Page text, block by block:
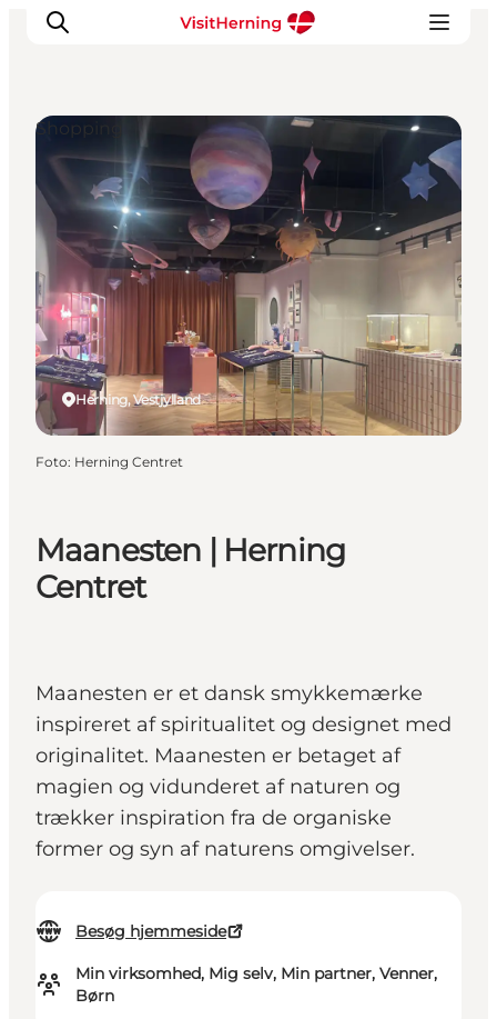
Det sker
Spis, drik og shop
Kunstlandet
Se og oplev
Find vej
Sov godt
Book overnatning
Maanesten | Herning
Centret
Maanesten er et dansk smykkemærke
inspireret af spiritualitet og designet med
originalitet. Maanesten er betaget af
magien og vidunderet af naturen og
trækker inspiration fra de organiske
former og syn af naturens omgivelser.
Besøg hjemmeside
Min virksomhed, Mig selv, Min partner, Venner,
Børn
Herning, Vestjylland
Shopping
Foto: Herning Centret